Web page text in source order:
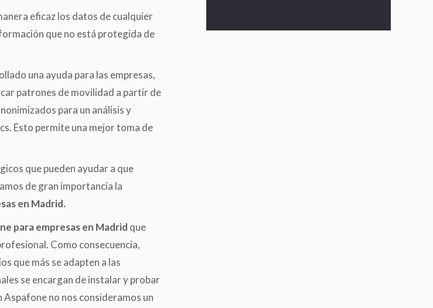
eficaz los datos de cualquier
que no está protegida de
una ayuda para las empresas,
patrones de movilidad a partir de
para un análisis y
Esto permite una mejor toma de
que pueden ayudar a que
de gran importancia la
en Madrid.
para empresas en Madrid que
Como consecuencia,
que más se adapten a las
se encargan de instalar y probar
no nos consideramos un